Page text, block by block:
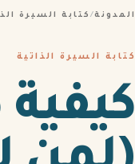
المدونة/كتابة السيرة
كتابة السيرة الذاتية
كيفية